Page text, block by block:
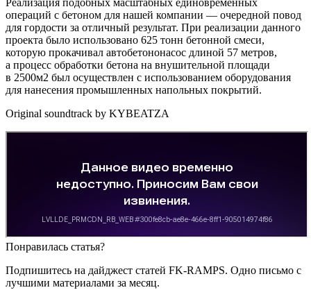
Реализация подобных масштабных единовременных
операций с бетоном для нашей компании — очередной повод
для гордости за отличный результат. При реализации данного
проекта было использовано 625 тонн бетонной смеси,
которую прокачивал автобетононасос длиной 57 метров,
а процесс обработки бетона на внушительной площади
в 2500м2 был осуществлен с использованием оборудования
для нанесения промышленных напольных покрытий.
Original soundtrack by KYBEATZA
Понравилась статья?
Подпишитесь на дайджест статей FK-RAMPS. Одно письмо с
лучшими материалами за месяц.